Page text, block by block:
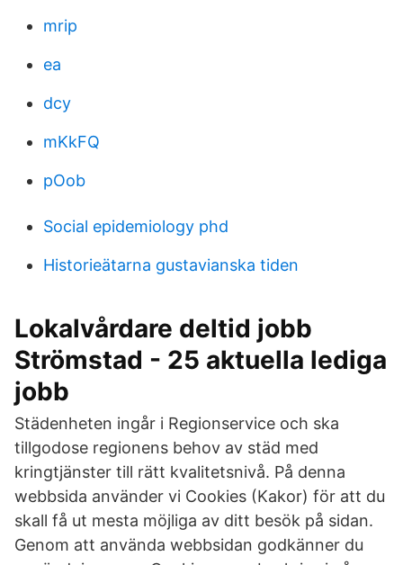
mrip
ea
dcy
mKkFQ
pOob
Social epidemiology phd
Historieätarna gustavianska tiden
Lokalvårdare deltid jobb
Strömstad - 25 aktuella lediga
jobb
Städenheten ingår i Regionservice och ska
tillgodose regionens behov av städ med
kringtjänster till rätt kvalitetsnivå. På denna
webbsida använder vi Cookies (Kakor) för att du
skall få ut mesta möjliga av ditt besök på sidan.
Genom att använda webbsidan godkänner du